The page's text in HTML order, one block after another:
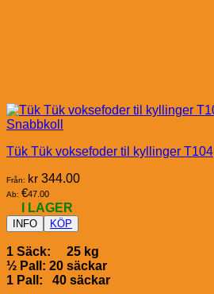
Snabbkoll
Tük Tük voksefoder til kyllinger T104
Från: kr 344.00
Ab: €47.00
I LAGER
INFO KÖP
1 Säck: 25 kg
½ Pall: 20 säckar
1 Pall: 40 säckar